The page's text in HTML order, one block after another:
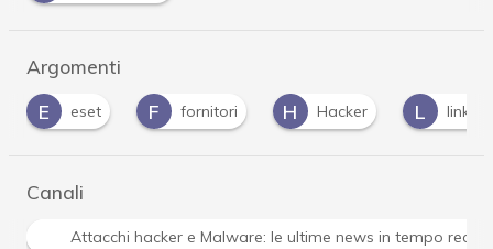
Argomenti
F
fornitori H Hacker L linkedin M
Canali
Attacchi hacker e Malware: le ultime news in tempo